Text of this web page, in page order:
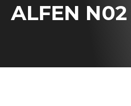
ALFEN